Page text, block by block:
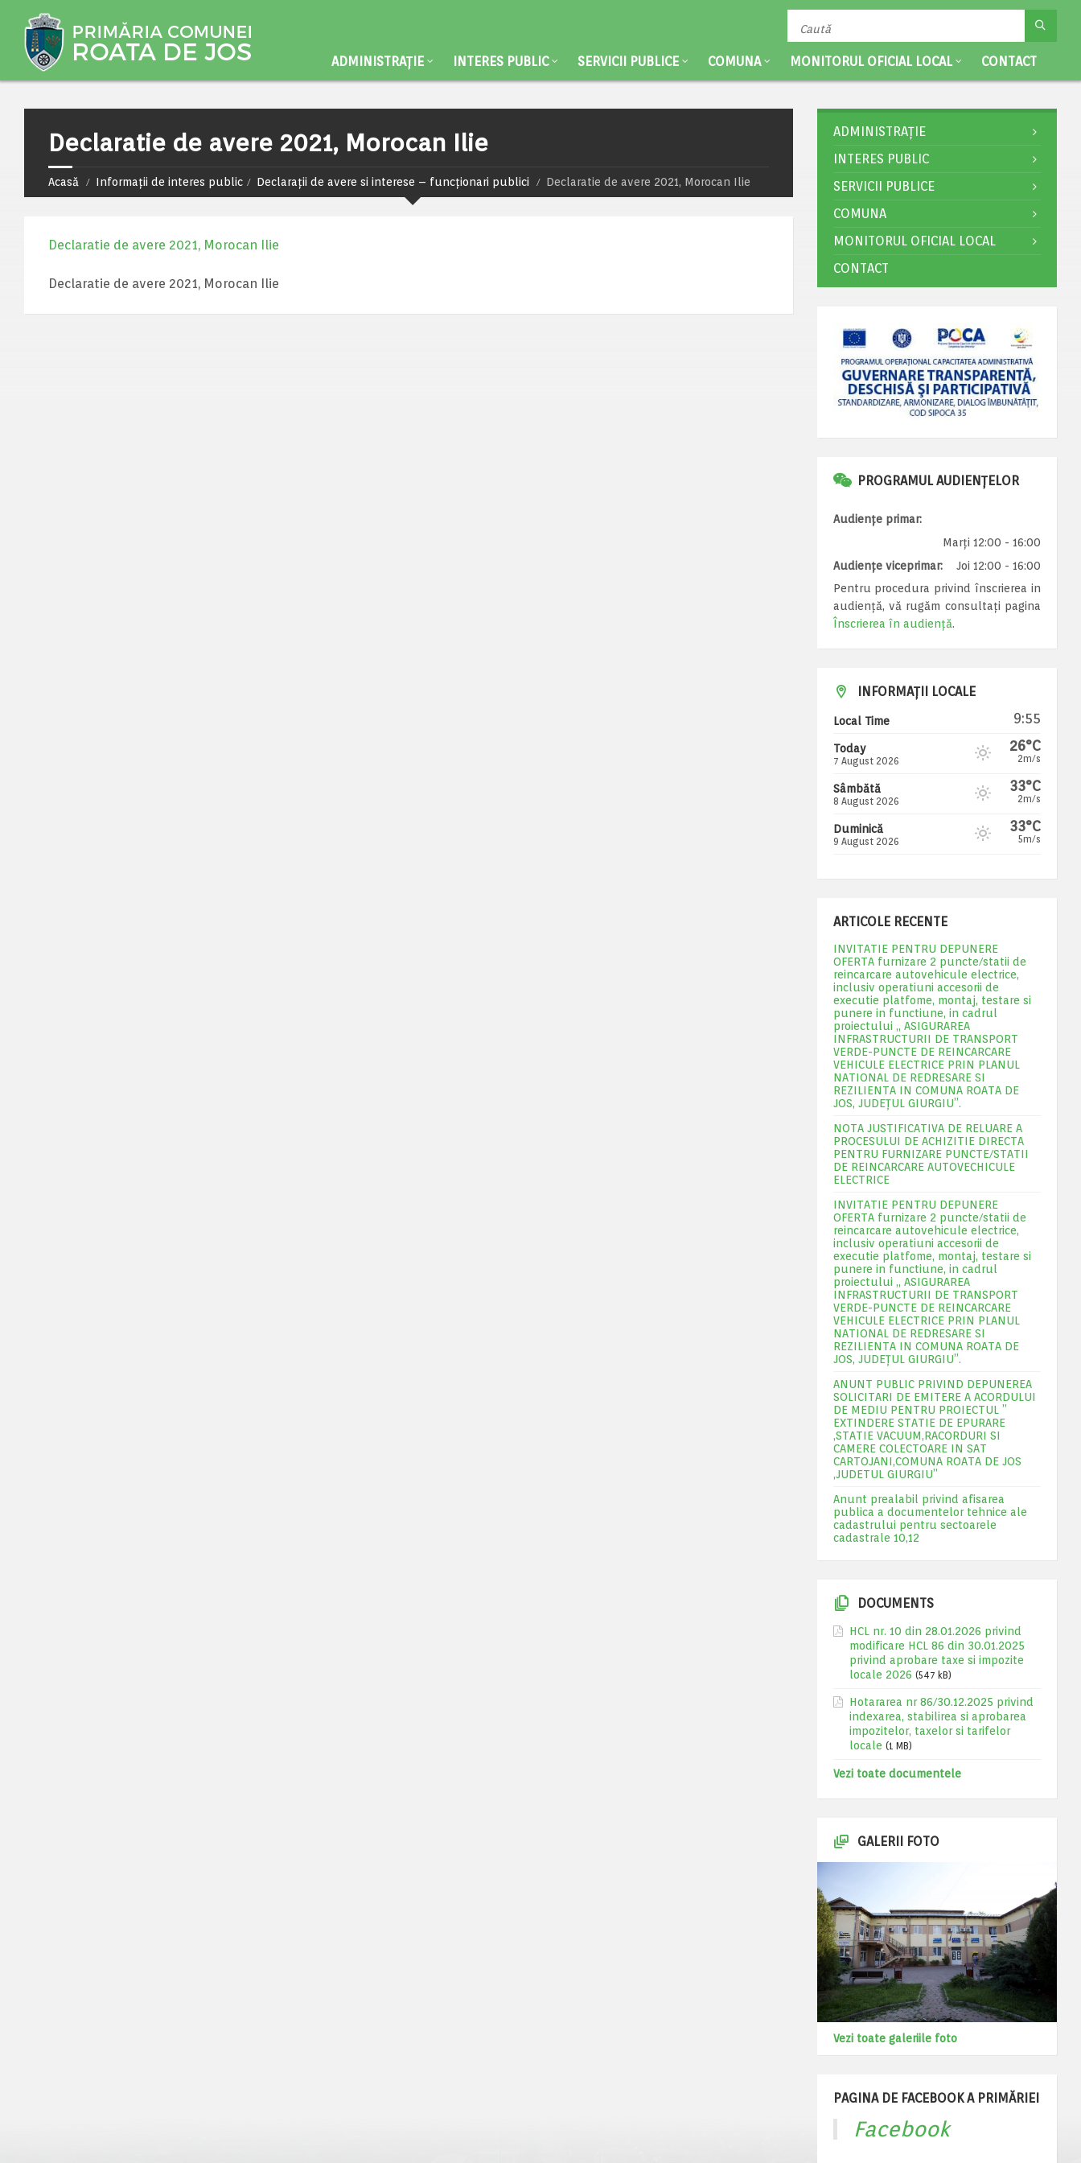
ADMINISTRAȚIE INTERES PUBLIC SERVICII PUBLICE COMUNA MONITORUL OFICIAL LOCAL CONTACT
Declaratie de avere 2021, Morocan Ilie
Acasă Informații de interes public Declarații de avere si interese – funcționari publici Declaratie de avere 2021, Morocan Ilie
Declaratie de avere 2021, Morocan Ilie
Declaratie de avere 2021, Morocan Ilie
ADMINISTRAȚIE
INTERES PUBLIC
SERVICII PUBLICE
COMUNA
MONITORUL OFICIAL LOCAL
CONTACT
PROGRAMUL AUDIENȚELOR
Audiențe primar:
Marți 12:00 - 16:00
Audiențe viceprimar:
Joi 12:00 - 16:00
Pentru procedura privind înscrierea in
audiență, vă rugăm consultați pagina
Înscrierea în audiență.
INFORMAȚII LOCALE
Local Time 9:55
Today
7 August 2026
26°C
2m/s
Sâmbătă
8 August 2026
33°C
2m/s
Duminică
9 August 2026
33°C
5m/s
ARTICOLE RECENTE
INVITATIE PENTRU DEPUNERE
OFERTA furnizare 2 puncte/statii de
reincarcare autovehicule electrice,
inclusiv operatiuni accesorii de
executie platfome, montaj, testare si
punere in functiune, in cadrul
proiectului „ ASIGURAREA
INFRASTRUCTURII DE TRANSPORT
VERDE-PUNCTE DE REINCARCARE
VEHICULE ELECTRICE PRIN PLANUL
NATIONAL DE REDRESARE SI
REZILIENTA IN COMUNA ROATA DE
JOS, JUDEŢUL GIURGIU”.
NOTA JUSTIFICATIVA DE RELUARE A
PROCESULUI DE ACHIZITIE DIRECTA
PENTRU FURNIZARE PUNCTE/STATII
DE REINCARCARE AUTOVECHICULE
ELECTRICE
INVITATIE PENTRU DEPUNERE
OFERTA furnizare 2 puncte/statii de
reincarcare autovehicule electrice,
inclusiv operatiuni accesorii de
executie platfome, montaj, testare si
punere in functiune, in cadrul
proiectului „ ASIGURAREA
INFRASTRUCTURII DE TRANSPORT
VERDE-PUNCTE DE REINCARCARE
VEHICULE ELECTRICE PRIN PLANUL
NATIONAL DE REDRESARE SI
REZILIENTA IN COMUNA ROATA DE
JOS, JUDEŢUL GIURGIU”.
ANUNT PUBLIC PRIVIND DEPUNEREA
SOLICITARI DE EMITERE A ACORDULUI
DE MEDIU PENTRU PROIECTUL ”
EXTINDERE STATIE DE EPURARE
,STATIE VACUUM,RACORDURI SI
CAMERE COLECTOARE IN SAT
CARTOJANI,COMUNA ROATA DE JOS
,JUDETUL GIURGIU”
Anunt prealabil privind afisarea
publica a documentelor tehnice ale
cadastrului pentru sectoarele
cadastrale 10,12
DOCUMENTS
HCL nr. 10 din 28.01.2026 privind
modificare HCL 86 din 30.01.2025
privind aprobare taxe si impozite
locale 2026 (547 kB)
Hotararea nr 86/30.12.2025 privind
indexarea, stabilirea si aprobarea
impozitelor, taxelor si tarifelor
locale (1 MB)
Vezi toate documentele
GALERII FOTO
Vezi toate galeriile foto
PAGINA DE FACEBOOK A PRIMĂRIEI
Facebook